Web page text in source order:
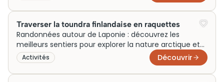
Traverser la toundra finlandaise en raquettes
Randonnées autour de Laponie : découvrez les
meilleurs sentiers pour explorer la nature arctique et
planifier vos sorties facilement.
Activités Découvrir